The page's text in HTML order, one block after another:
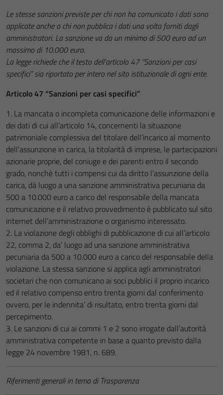
Le stesse sanzioni previste per chi non ha comunicato i dati sono
applicate anche a chi non pubblica i dati una volta forniti dagli
amministratori. La sanzione va da un minimo di 500 euro ad un
massimo di 10.000 euro.
La legge richiede che il testo dell’articolo 47 “Sanzioni per casi
specifici” sia riportato per intero nel sito istituzionale di ogni ente.
Articolo 47 “Sanzioni per casi specifici”
1. La mancata o incompleta comunicazione delle informazioni e
dei dati di cui all’articolo 14, concernenti la situazione
patrimoniale complessiva del titolare dell’incarico al momento
dell’assunzione in carica, la titolarità di imprese, le partecipazioni
azionarie proprie, del coniuge e dei parenti entro il secondo
grado, nonchè tutti i compensi cui da diritto l’assunzione della
carica, dà luogo a una sanzione amministrativa pecuniaria da
500 a 10.000 euro a carico del responsabile della mancata
comunicazione e il relativo provvedimento è pubblicato sul sito
internet dell’amministrazione o organismo interessato.
2. La violazione degli obblighi di pubblicazione di cui all’articolo
22, comma 2, da’ luogo ad una sanzione amministrativa
pecuniaria da 500 a 10.000 euro a carico del responsabile della
violazione. La stessa sanzione si applica agli amministratori
societari che non comunicano ai soci pubblici il proprio incarico
ed il relativo compenso entro trenta giorni dal conferimento
ovvero, per le indennita’ di risultato, entro trenta giorni dal
percepimento.
3. Le sanzioni di cui ai commi 1 e 2 sono irrogate dall’autorità
amministrativa competente in base a quanto previsto dalla
legge 24 novembre 1981, n. 689.
Riferimenti generali in tema di Trasparenza